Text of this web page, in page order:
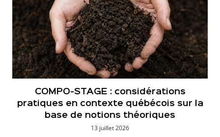
COMPO-STAGE : considérations
pratiques en contexte québécois sur la
base de notions théoriques
13 juillet 2026